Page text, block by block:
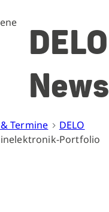
DELO
News
Termine
DELO
Portfolio